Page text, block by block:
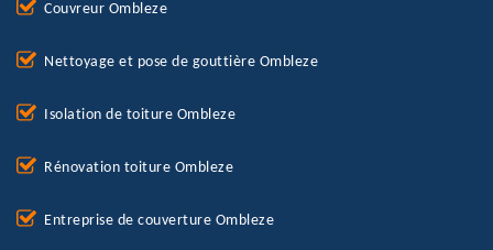
Couvreur Ombleze
Nettoyage et pose de gouttière Ombleze
Isolation de toiture Ombleze
Rénovation toiture Ombleze
Entreprise de couverture Ombleze